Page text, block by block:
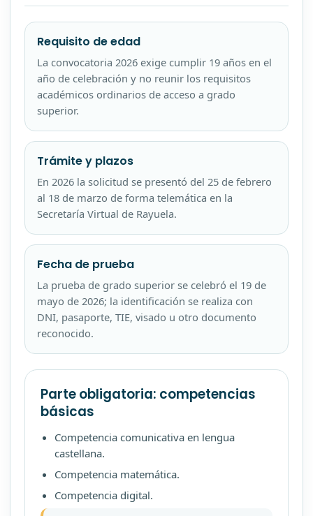
Requisito de edad
La convocatoria 2026 exige cumplir 19 años en el
año de celebración y no reunir los requisitos
académicos ordinarios de acceso a grado
superior.
Trámite y plazos
En 2026 la solicitud se presentó del 25 de febrero
al 18 de marzo de forma telemática en la
Secretaría Virtual de Rayuela.
Fecha de prueba
La prueba de grado superior se celebró el 19 de
mayo de 2026; la identificación se realiza con
DNI, pasaporte, TIE, visado u otro documento
reconocido.
Parte obligatoria: competencias
básicas
Competencia comunicativa en lengua
castellana.
Competencia matemática.
Competencia digital.